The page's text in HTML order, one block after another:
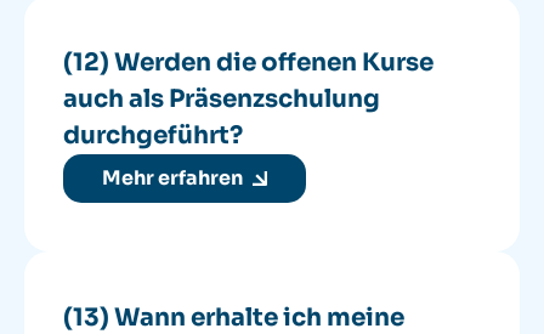
(12) Werden die offenen Kurse
auch als Präsenzschulung
durchgeführt?
Mehr erfahren
(13) Wann erhalte ich meine